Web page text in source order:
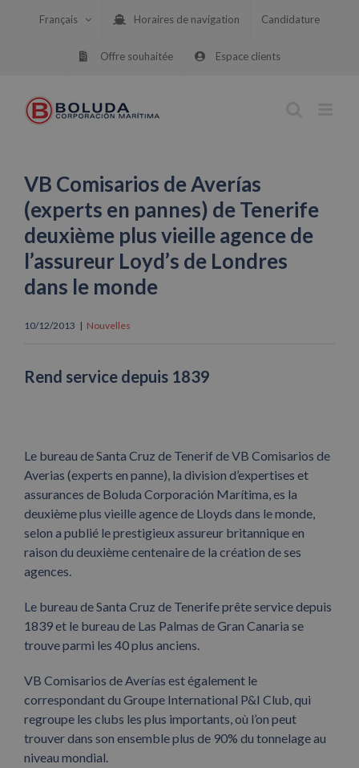
Français Horaires de navigation Candidature
Offre souhaitée Espace clients
VB Comisarios de Averías
(experts en pannes) de Tenerife
deuxième plus vieille agence de
l’assureur Loyd’s de Londres
dans le monde
10/12/2013 | Nouvelles
Rend service depuis 1839
Le bureau de Santa Cruz de Tenerif de VB Comisarios de
Averias (experts en panne), la division d’expertises et
assurances de Boluda Corporación Marítima, es la
deuxième plus vieille agence de Lloyds dans le monde,
selon a publié le prestigieux assureur britannique en
raison du deuxième centenaire de la création de ses
agences.
Le bureau de Santa Cruz de Tenerife prête service depuis
1839 et le bureau de Las Palmas de Gran Canaria se
trouve parmi les 40 plus anciens.
VB Comisarios de Averías est également le
correspondant du Groupe International P&I Club, qui
regroupe les clubs les plus importants, où l’on peut
trouver dans son ensemble plus de 90% du tonnelage au
niveau mondial.